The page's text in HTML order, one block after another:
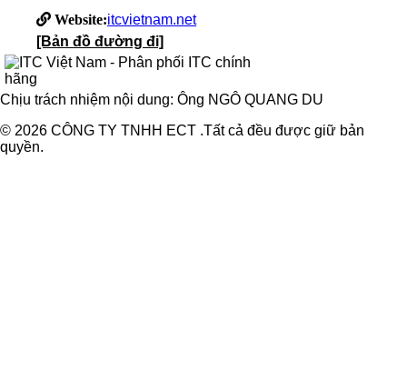
Website:itcvietnam.net
[Bản đồ đường đi]
Chịu trách nhiệm nội dung: Ông NGÔ QUANG DU
© 2026 CÔNG TY TNHH ECT .Tất cả đều được giữ bản
quyền.